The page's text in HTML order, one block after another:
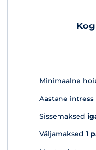
Minimaalne
Aastane intress
Sissemaksed
Väljamaksed 1